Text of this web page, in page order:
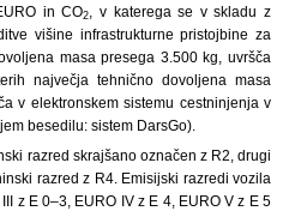
in CO2, v katerega se v skladu z
višine infrastrukturne pristojbine za
masa presega 3.500 kg, uvršča
največja tehnično dovoljena masa
v elektronskem sistemu cestninjenja v
besedilu: sistem DarsGo).
razred skrajšano označen z R2, drugi
razred z R4. Emisijski razredi vozila
z E 0–3, EURO IV z E 4, EURO V z E 5